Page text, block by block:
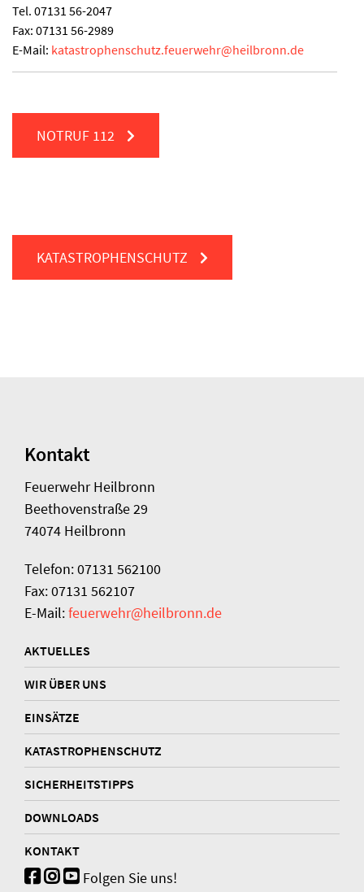
Tel. 07131 56-2047
Fax: 07131 56-2989
E-Mail: katastrophenschutz.feuerwehr@heilbronn.de
NOTRUF 112
KATASTROPHENSCHUTZ
Kontakt
Feuerwehr Heilbronn
Beethovenstraße 29
74074 Heilbronn
Telefon: 07131 562100
Fax: 07131 562107
E-Mail:feuerwehr@heilbronn.de
AKTUELLES
WIR ÜBER UNS
EINSÄTZE
KATASTROPHENSCHUTZ
SICHERHEITSTIPPS
DOWNLOADS
KONTAKT
Folgen Sie uns!